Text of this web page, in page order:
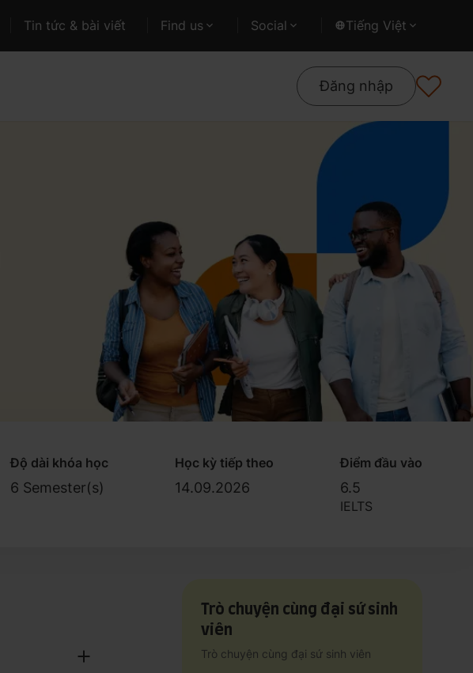
Tin tức & bài viết Find us Social Tiếng Việt
Đăng nhập
Độ dài khóa học
6 Semester(s)
Học kỳ tiếp theo
14.09.2026
Điểm đầu vào
6.5
IELTS
Trò chuyện cùng đại sứ sinh
viên
Trò chuyện cùng đại sứ sinh viên